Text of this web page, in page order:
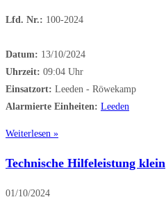
Lfd. Nr.: 100-2024
Datum: 13/10/2024
Uhrzeit: 09:04 Uhr
Einsatzort: Leeden - Röwekamp
Alarmierte Einheiten: Leeden
Weiterlesen »
Technische Hilfeleistung klein
01/10/2024